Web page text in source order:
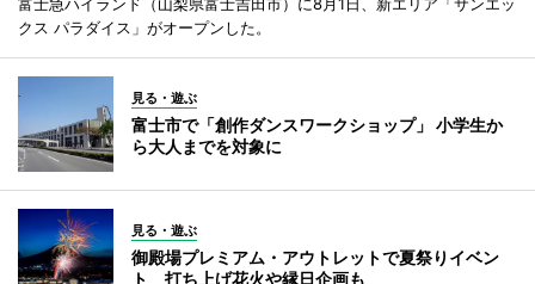
クス パラダイス」がオープンした。
見る・遊ぶ
富士市で「創作ダンスワークショップ」 小学生か
ら大人までを対象に
見る・遊ぶ
御殿場プレミアム・アウトレットで夏祭りイベン
ト 打ち上げ花火や縁日企画も